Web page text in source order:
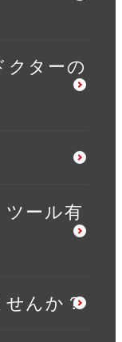
クターの
ツール有
せんか？